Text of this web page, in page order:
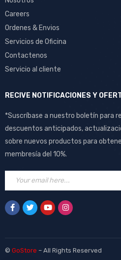
Careers
Ordenes & Envios
Servicios de Oficina
Contactenos
Servicio al cliente
RECIVE NOTIFICACIONES Y
*Suscríbase a nuestro boletín para
descuentos anticipados,
sobre nuevos productos para
membresía del 10%.
© GoStore – All Rights Reserved